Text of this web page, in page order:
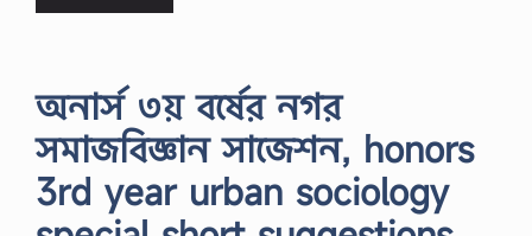
অনার্স ৩য় বর্ষের নগর
সমাজবিজ্ঞান সাজেশন, honors
3rd year urban sociology